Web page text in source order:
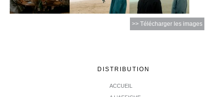
>> Télécharger les images
DISTRIBUTION
ACCUEIL